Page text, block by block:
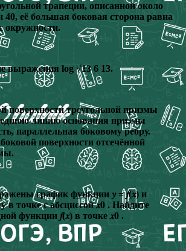
трапеции, описанной около
40, её большая боковая сторона равна
окружности.
выражения log √13 6 13.
поверхности треугольной призмы
линию основания призмы
параллельная боковому ребру.
поверхности отсечённой
график функции 𝑦 = 𝑓(𝑥) и
в точке с абсциссой 𝑥0 . Найдите
функции 𝑓(𝑥) в точке 𝑥0 .